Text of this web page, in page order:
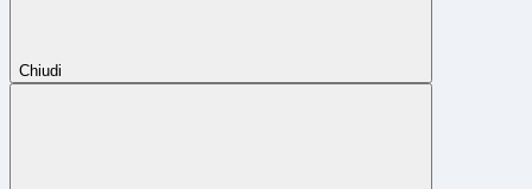
Chiudi